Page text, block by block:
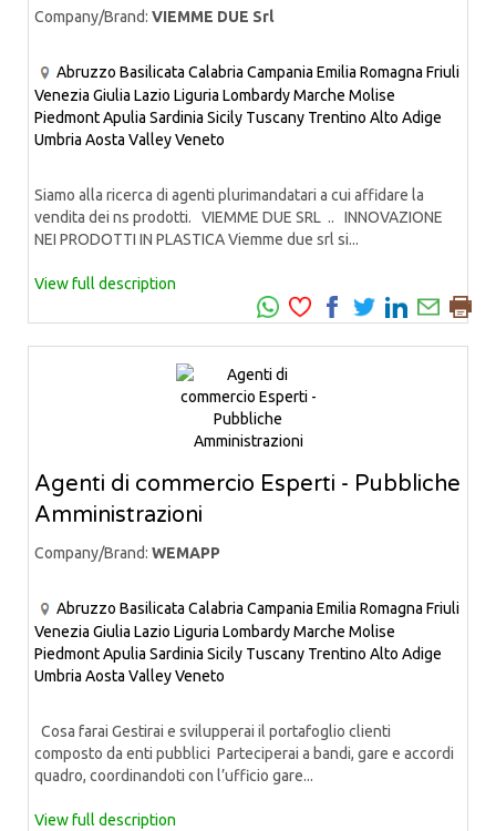
Company/Brand: VIEMME DUE Srl
Abruzzo Basilicata Calabria Campania Emilia Romagna Friuli
Venezia Giulia Lazio Liguria LombardyMarche Molise
PiedmontApulia Sardinia Sicily Tuscany Trentino Alto Adige
Umbria Aosta ValleyVeneto
Siamo alla ricerca di agenti plurimandatari a cui affidare la
vendita dei ns prodotti. VIEMME DUE SRL .. INNOVAZIONE
NEI PRODOTTI IN PLASTICA Viemme due srl si...
View full description
Agenti di commercio Esperti - Pubbliche
Amministrazioni
Company/Brand: WEMAPP
Abruzzo Basilicata Calabria Campania Emilia Romagna Friuli
Venezia Giulia Lazio Liguria LombardyMarche Molise
PiedmontApulia Sardinia Sicily Tuscany Trentino Alto Adige
Umbria Aosta ValleyVeneto
Cosa farai Gestirai e svilupperai il portafoglio clienti
composto da enti pubblici Parteciperai a bandi, gare e accordi
quadro, coordinandoti con l’ufficio gare...
View full description